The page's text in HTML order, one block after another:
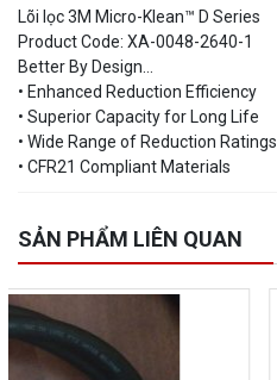
Lõi lọc 3M Micro-Klean™ D Series
Product Code: XA-0048-2640-1
Better By Design…
• Enhanced Reduction Efficiency
• Superior Capacity for Long Life
• Wide Range of Reduction Ratings
• CFR21 Compliant Materials
SẢN PHẨM LIÊN QUAN